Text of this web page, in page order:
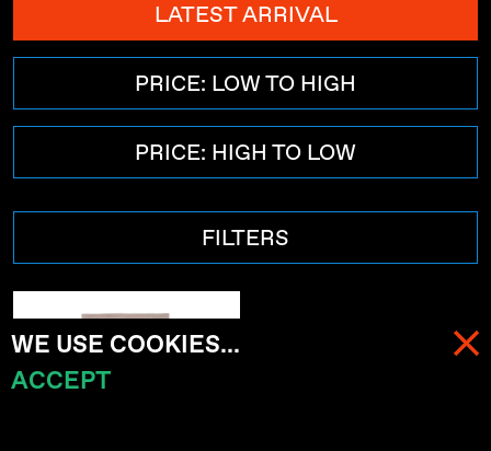
MENU
LATEST ARRIVAL
PRICE: LOW TO HIGH
PRICE: HIGH TO LOW
FILTERS
WE USE COOKIES...
ACCEPT